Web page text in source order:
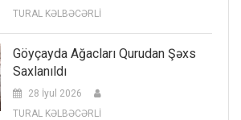
TURAL KƏLBƏCƏRLİ
Göyçayda Ağacları Qurudan Şəxs
Saxlanıldı
28 İyul 2026
TURAL KƏLBƏCƏRLİ